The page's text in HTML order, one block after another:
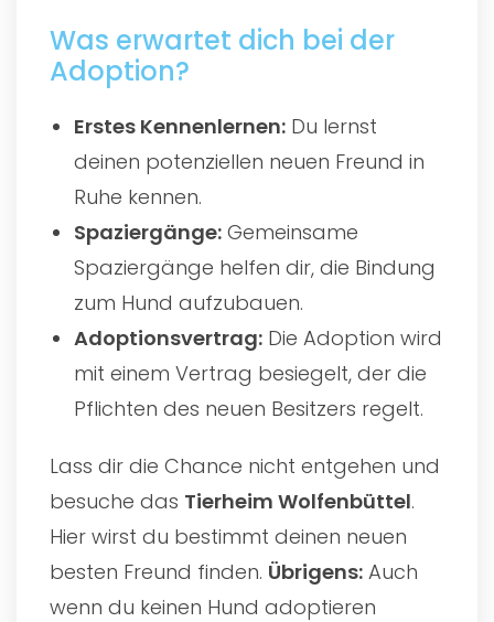
Was erwartet dich bei der
Adoption?
Erstes Kennenlernen: Du lernst
deinen potenziellen neuen Freund in
Ruhe kennen.
Spaziergänge: Gemeinsame
Spaziergänge helfen dir, die Bindung
zum Hund aufzubauen.
Adoptionsvertrag: Die Adoption wird
mit einem Vertrag besiegelt, der die
Pflichten des neuen Besitzers regelt.
Lass dir die Chance nicht entgehen und
besuche das Tierheim Wolfenbüttel.
Hier wirst du bestimmt deinen neuen
besten Freund finden. Übrigens: Auch
wenn du keinen Hund adoptieren